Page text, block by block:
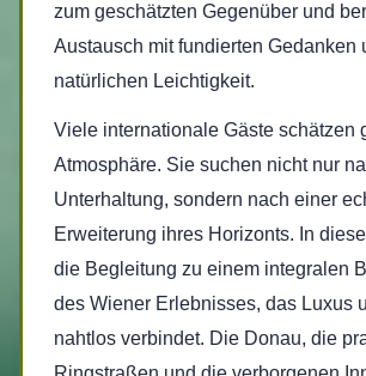
zum geschätzten Gegenüber und
Austausch mit fundierten Gedanken
natürlichen Leichtigkeit.
Viele internationale Gäste schätzen
Atmosphäre. Sie suchen nicht nur
Unterhaltung, sondern nach einer
Erweiterung ihres Horizonts. In
die Begleitung zu einem integralen
des Wiener Erlebnisses, das Luxus
nahtlos verbindet. Die Donau, die